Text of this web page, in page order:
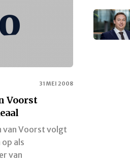
31 MEI 2008
Voorst
van Voorst volgt
op als
van